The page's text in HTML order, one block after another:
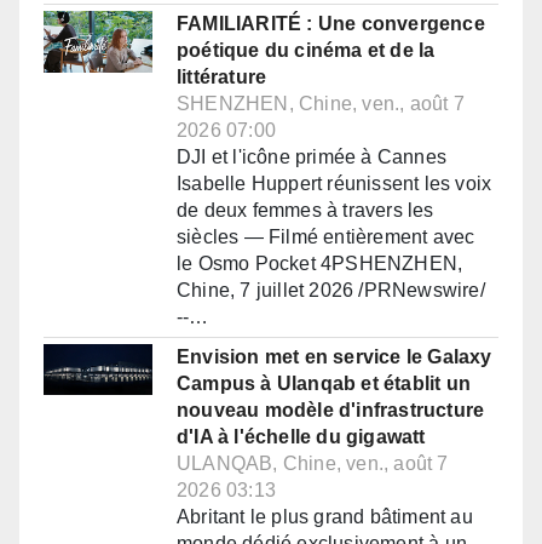
FAMILIARITÉ : Une convergence
poétique du cinéma et de la
littérature
SHENZHEN, Chine, ven., août 7
2026 07:00
DJI et l'icône primée à Cannes
Isabelle Huppert réunissent les voix
de deux femmes à travers les
siècles — Filmé entièrement avec
le Osmo Pocket 4PSHENZHEN,
Chine, 7 juillet 2026 /PRNewswire/
--…
Envision met en service le Galaxy
Campus à Ulanqab et établit un
nouveau modèle d'infrastructure
d'IA à l'échelle du gigawatt
ULANQAB, Chine, ven., août 7
2026 03:13
Abritant le plus grand bâtiment au